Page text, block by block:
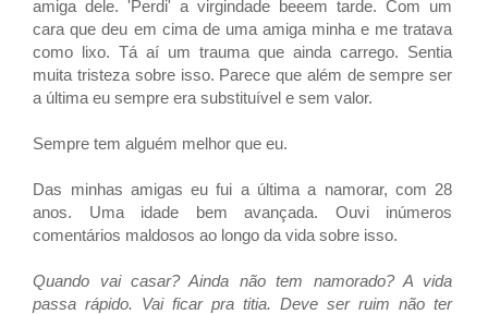
amiga dele. 'Perdi' a virgindade beeem tarde. Com um
cara que deu em cima de uma amiga minha e me tratava
como lixo. Tá aí um trauma que ainda carrego. Sentia
muita tristeza sobre isso. Parece que além de sempre ser
a última eu sempre era substituível e sem valor.
Sempre tem alguém melhor que eu.
Das minhas amigas eu fui a última a namorar, com 28
anos. Uma idade bem avançada. Ouvi inúmeros
comentários maldosos ao longo da vida sobre isso.
Quando vai casar? Ainda não tem namorado? A vida
passa rápido. Vai ficar pra titia. Deve ser ruim não ter